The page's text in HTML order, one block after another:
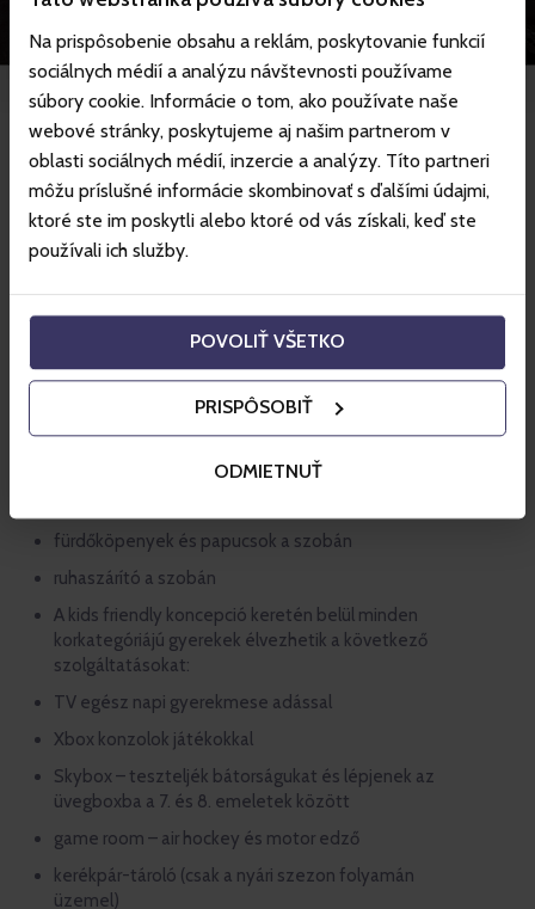
Na prispôsobenie obsahu a reklám, poskytovanie funkcií
sociálnych médií a analýzu návštevnosti používame
súbory cookie. Informácie o tom, ako používate naše
webové stránky, poskytujeme aj našim partnerom v
oblasti sociálnych médií, inzercie a analýzy. Títo partneri
môžu príslušné informácie skombinovať s ďalšími údajmi,
ktoré ste im poskytli alebo ktoré od vás získali, keď ste
používali ich služby.
POVOLIŤ VŠETKO
PRISPÔSOBIŤ
ODMIETNUŤ
Felszereltség
Ahhoz, hogy bebiztosítsuk Önöknek a maximális
kényelmet, a következő szolgáltatásokon kívül készen
állunk teljesíteni egyéni kívánságaikat.
Wi-Fi csatlakozás az egész szállodában
díjmentes parkolás
privát termálmedence a szállodánál
fürdőköpenyek és papucsok a szobán
ruhaszárító a szobán
A kids friendly koncepció keretén belül minden
korkategóriájú gyerekek élvezhetik a következő
szolgáltatásokat:
TV egész napi gyerekmese adással
Xbox konzolok játékokkal
Skybox – teszteljék bátorságukat és lépjenek az
üvegboxba a 7. és 8. emeletek között
game room – air hockey és motor edző
kerékpár-tároló (csak a nyári szezon folyamán
üzemel)